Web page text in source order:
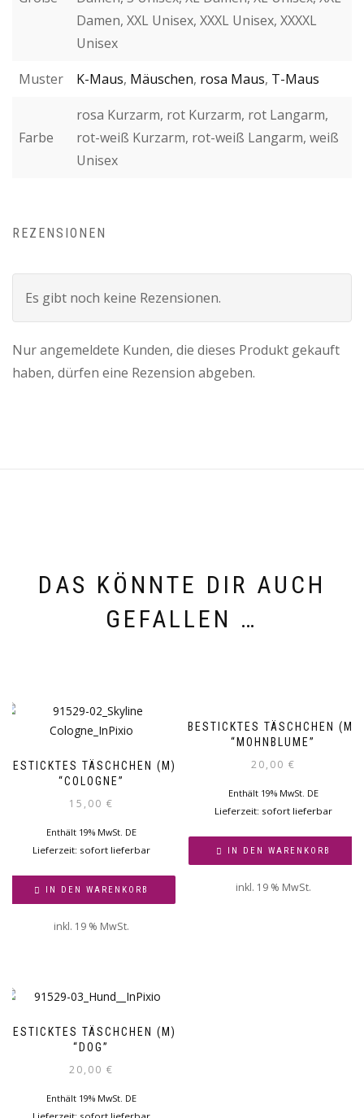
Damen, XXL Unisex, XXXL Unisex, XXXXL
Unisex
Muster
K-Maus, Mäuschen, rosa Maus, T-Maus
Farbe
rosa Kurzarm, rot Kurzarm, rot Langarm,
rot-weiß Kurzarm, rot-weiß Langarm, weiß
Unisex
REZENSIONEN
Es gibt noch keine Rezensionen.
Nur angemeldete Kunden, die dieses Produkt gekauft
haben, dürfen eine Rezension abgeben.
DAS KÖNNTE DIR AUCH
GEFALLEN …
BESTICKTES TÄSCHCHEN (M)
“COLOGNE”
15,00 €
Enthält 19% MwSt. DE
Lieferzeit: sofort lieferbar
IN DEN WARENKORB
inkl. 19 % MwSt.
BESTICKTES TÄSCHCHEN (M)
“MOHNBLUME”
20,00 €
Enthält 19% MwSt. DE
Lieferzeit: sofort lieferbar
IN DEN WARENKORB
inkl. 19 % MwSt.
BESTICKTES TÄSCHCHEN (M)
“DOG”
20,00 €
Enthält 19% MwSt. DE